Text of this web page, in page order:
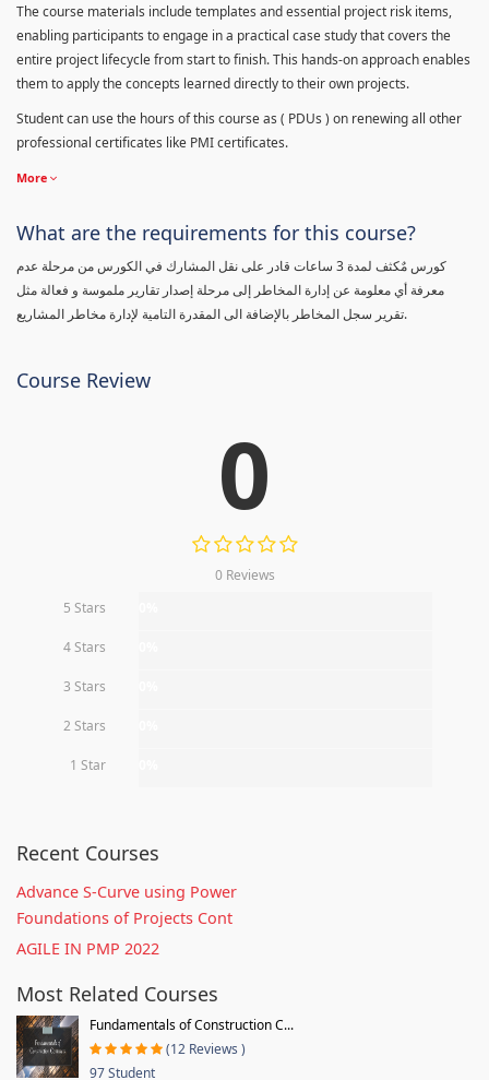
The course materials include templates and essential project risk items,
enabling participants to engage in a practical case study that covers the
entire project lifecycle from start to finish. This hands-on approach enables
them to apply the concepts learned directly to their own projects.
Student can use the hours of this course as ( PDUs ) on renewing all other
professional certificates like PMI certificates.
More
What are the requirements for this course?
كورس مٌكثف لمدة 3 ساعات قادر على نقل المشارك في الكورس من مرحلة عدم
معرفة أي معلومة عن إدارة المخاطر إلى مرحلة إصدار تقارير ملموسة و فعالة مثل
تقرير سجل المخاطر بالإضافة الى المقدرة التامية لإدارة مخاطر المشاريع.
Course Review
0
0 Reviews
5 Stars
4 Stars
3 Stars
2 Stars
1 Star
Recent Courses
Advance S-Curve using Power
Foundations of Projects Cont
AGILE IN PMP 2022
Most Related Courses
Fundamentals of Construction C...
(12 Reviews )
97 Student